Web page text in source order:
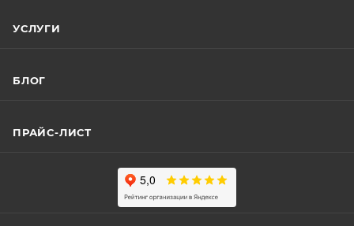
УСЛУГИ
БЛОГ
ПРАЙС-ЛИСТ